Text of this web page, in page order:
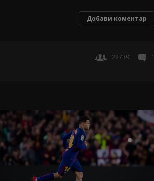
Добави коментар
22739 1